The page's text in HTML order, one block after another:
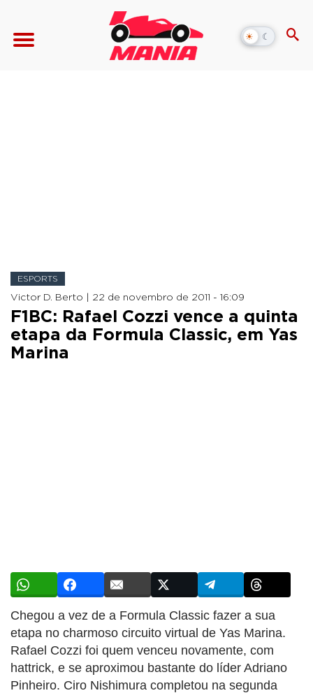
☀ ☾
Alternar
modo
ESPORTS
Victor D. Berto | 22 de novembro de 2011 - 16:09
F1BC: Rafael Cozzi vence a quinta
etapa da Formula Classic, em Yas
Marina
Chegou a vez de a Formula Classic fazer a sua
etapa no charmoso circuito virtual de Yas Marina.
Rafael Cozzi foi quem venceu novamente, com
hattrick, e se aproximou bastante do líder Adriano
Pinheiro. Ciro Nishimura completou na segunda